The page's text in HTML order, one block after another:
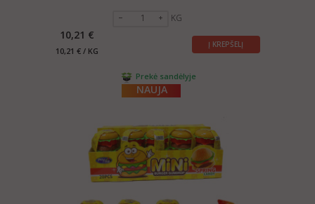
KG
10,21 €
10,21 € / KG
Į KREPŠELĮ
Prekė sandėlyje
NAUJA